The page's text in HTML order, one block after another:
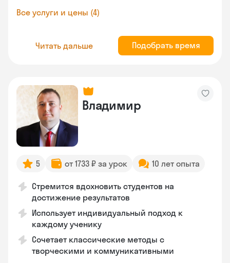
Все услуги и цены (4)
Читать дальше Подобрать время
Владимир
5 от 1733 ₽ за урок 10 лет опыта
Стремится вдохновить студентов на
достижение результатов
Использует индивидуальный подход к
каждому ученику
Сочетает классические методы с
творческими и коммуникативными